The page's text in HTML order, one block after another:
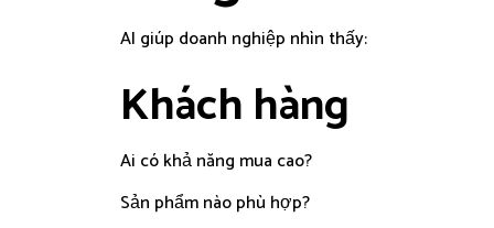
AI giúp doanh nghiệp nhìn thấy:
Khách hàng
Ai có khả năng mua cao?
Sản phẩm nào phù hợp?